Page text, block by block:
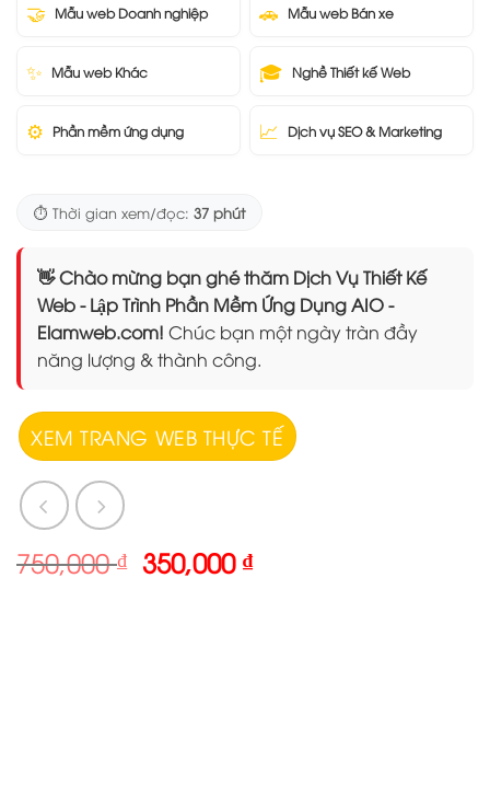
🤝 Mẫu web Doanh nghiệp 🚗 Mẫu web Bán xe
✨ Mẫu web Khác 🎓 Nghề Thiết kế Web
⚙️ Phần mềm ứng dụng 📈 Dịch vụ SEO & Marketing
⏱️ Thời gian xem/đọc: 37 phút
👋 Chào mừng bạn ghé thăm Dịch Vụ Thiết Kế
Web - Lập Trình Phần Mềm Ứng Dụng AIO -
Elamweb.com! Chúc bạn một ngày tràn đầy
năng lượng & thành công.
XEM TRANG WEB THỰC TẾ
750,000₫ Giá
gốc
350,000₫Giá